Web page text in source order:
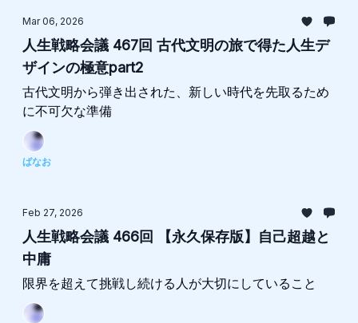
Mar 06, 2026
人生戦略会議 467回 古代文明の旅で得た人生デ
ザインの極意part2
古代文明から弾き出された、新しい時代を先取るため
に不可欠な準備
ばなお
Feb 27, 2026
人生戦略会議 466回 【永久保存版】自己超越と
中庸
限界を超えて挑戦し続ける人が大切にしていること